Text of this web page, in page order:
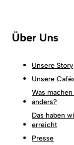
Über Uns
Unsere Story
Unsere
Was
anders?
Das haben
erreicht
Presse